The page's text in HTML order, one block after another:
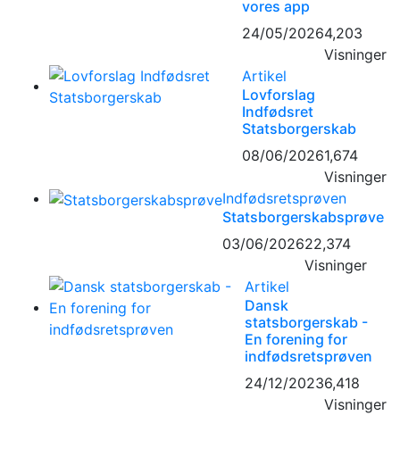
vores app
24/05/20264,203
Visninger
Artikel
Lovforslag
Indfødsret
Statsborgerskab
08/06/20261,674
Visninger
Indfødsretsprøven
Statsborgerskabsprøve
03/06/202622,374
Visninger
Artikel
Dansk
statsborgerskab -
En forening for
indfødsretsprøven
24/12/20236,418
Visninger